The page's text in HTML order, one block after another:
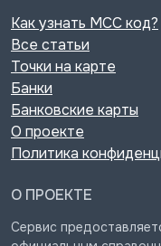
Как узнать MCC код?
Все статьи
Точки на карте
Банки
Банковские карты
О проекте
Политика
О ПРОЕКТЕ
Сервис